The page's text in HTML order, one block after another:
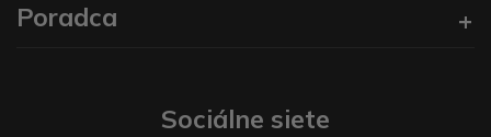
Poradca
Sociálne siete